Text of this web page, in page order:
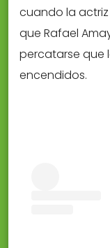
cuando la actriz
que Rafael
percatarse que
encendidos.